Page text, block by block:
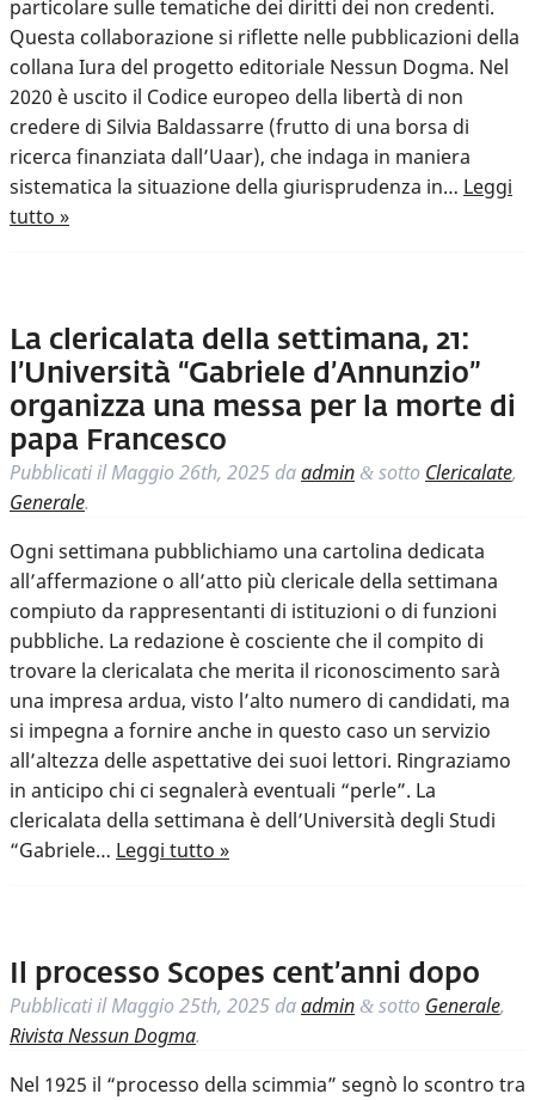
particolare sulle tematiche dei diritti dei non credenti.
Questa collaborazione si riflette nelle pubblicazioni della
collana Iura del progetto editoriale Nessun Dogma. Nel
2020 è uscito il Codice europeo della libertà di non
credere di Silvia Baldassarre (frutto di una borsa di
ricerca finanziata dall’Uaar), che indaga in maniera
sistematica la situazione della giurisprudenza in… Leggi
tutto »
La clericalata della settimana, 21:
l’Università “Gabriele d’Annunzio”
organizza una messa per la morte di
papa Francesco
Pubblicati ilMaggio 26th, 2025 daadmin & sotto Clericalate,
Generale.
Ogni settimana pubblichiamo una cartolina dedicata
all’affermazione o all’atto più clericale della settimana
compiuto da rappresentanti di istituzioni o di funzioni
pubbliche. La redazione è cosciente che il compito di
trovare la clericalata che merita il riconoscimento sarà
una impresa ardua, visto l’alto numero di candidati, ma
si impegna a fornire anche in questo caso un servizio
all’altezza delle aspettative dei suoi lettori. Ringraziamo
in anticipo chi ci segnalerà eventuali “perle”. La
clericalata della settimana è dell’Università degli Studi
“Gabriele… Leggi tutto »
Il processo Scopes cent’anni dopo
Pubblicati ilMaggio 25th, 2025 daadmin & sotto Generale,
Rivista Nessun Dogma.
Nel 1925 il “processo della scimmia” segnò lo scontro tra